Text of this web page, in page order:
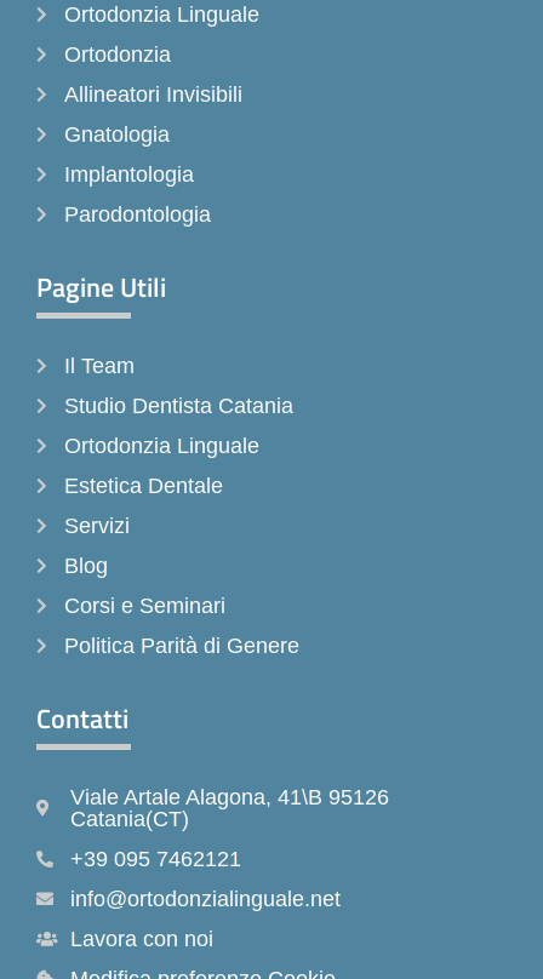
o
k
-
f
r
a
m
Ortodonzia Linguale
Ortodonzia
Allineatori Invisibili
Gnatologia
Implantologia
Parodontologia
Pagine Utili
Il Team
Studio Dentista Catania
Ortodonzia Linguale
Estetica Dentale
Servizi
Blog
Corsi e Seminari
Politica Parità di Genere
Contatti
Viale Artale Alagona, 41\B 95126
Catania(CT)
+39 095 7462121
info@ortodonzialinguale.net
Lavora con noi